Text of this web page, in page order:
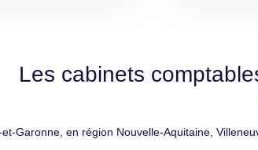
Les cabinets
Garonne, en région Nouvelle-Aquitaine,